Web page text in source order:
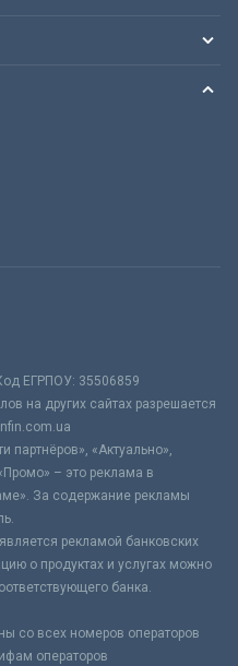
ЕГРПОУ: 35506859
на других сайтах разрешается
«Актуально»,
– это реклама в
За содержание рекламы
рекламой банковских
о продуктах и услугах можно
банка.
со всех номеров операторов
операторов